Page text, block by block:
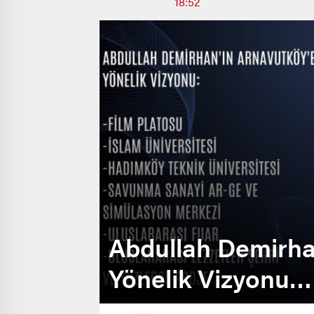
Abdullah
Yönelik Vizyonu…